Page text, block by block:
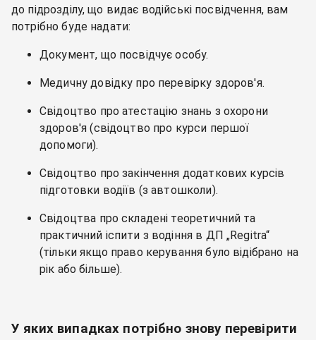
до підрозділу, що видає водійські посвідчення, вам
потрібно буде надати:
Документ, що посвідчує особу.
Медичну довідку про перевірку здоров'я.
Свідоцтво про атестацію знань з охорони
здоров'я (свідоцтво про курси першої
допомоги).
Свідоцтво про закінчення додаткових курсів
підготовки водіїв (з автошколи).
Свідоцтва про складені теоретичний та
практичний іспити з водіння в ДП „Regitra“
(тільки якщо право керування було відібрано на
рік або більше).
У яких випадках потрібно знову перевірити